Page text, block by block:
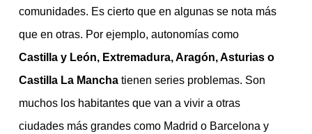
comunidades. Es cierto que en algunas se nota más
que en otras. Por ejemplo, autonomías como
Castilla y León, Extremadura, Aragón, Asturias o
Castilla La Manchatienen series problemas. Son
muchos los habitantes que van a vivir a otras
ciudades más grandes como Madrid o Barcelona y